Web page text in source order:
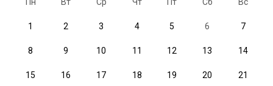
Пн Вт Ср Чт Пт Сб Вс
1 2 3 4 5 6 7
8 9 10 11 12 13 14
15 16 17 18 19 20 21